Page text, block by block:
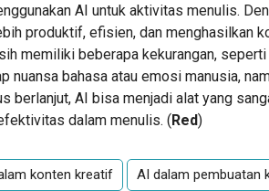
AI untuk aktivitas menulis.
produktif, efisien, dan menghasilkan
memiliki beberapa kekurangan, seperti
nuansa bahasa atau emosi manusia,
berlanjut, AI bisa menjadi alat yang
dalam menulis. (Red)
konten kreatif AI dalam pembuatan